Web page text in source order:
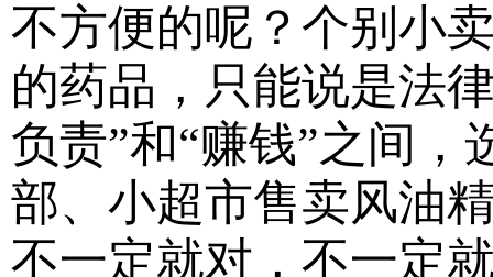
不方便的呢？个别小
的药品，只能说是法
负责”和“赚钱”之间，
部、小超市售卖风油
不一定就对，不一定